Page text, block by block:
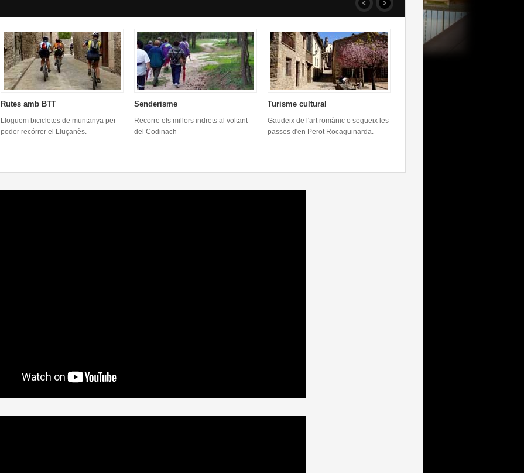
Rutes amb BTT
Lloguem bicicletes de muntanya per
poder recórrer el Lluçanès.
Senderisme
Recorre els millors indrets al voltant
del Codinach
Turisme cultural
Gaudeix de l'art romànic o segueix les
passes d'en Perot Rocaguinarda.